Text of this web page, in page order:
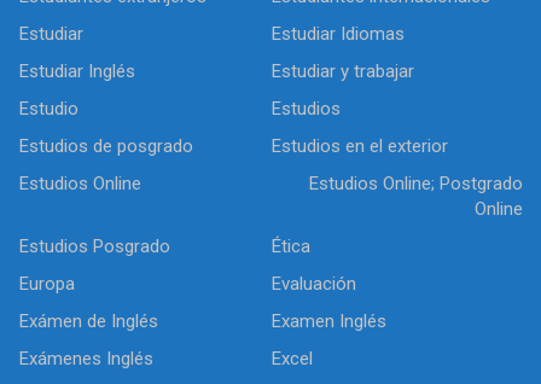
Estudiar
Estudiar Idiomas
Estudiar Inglés
Estudiar y trabajar
Estudio
Estudios
Estudios de posgrado
Estudios en el exterior
Estudios Online
Estudios Online; Postgrado
Online
Estudios Posgrado
Ética
Europa
Evaluación
Exámen de Inglés
Examen Inglés
Exámenes Inglés
Excel